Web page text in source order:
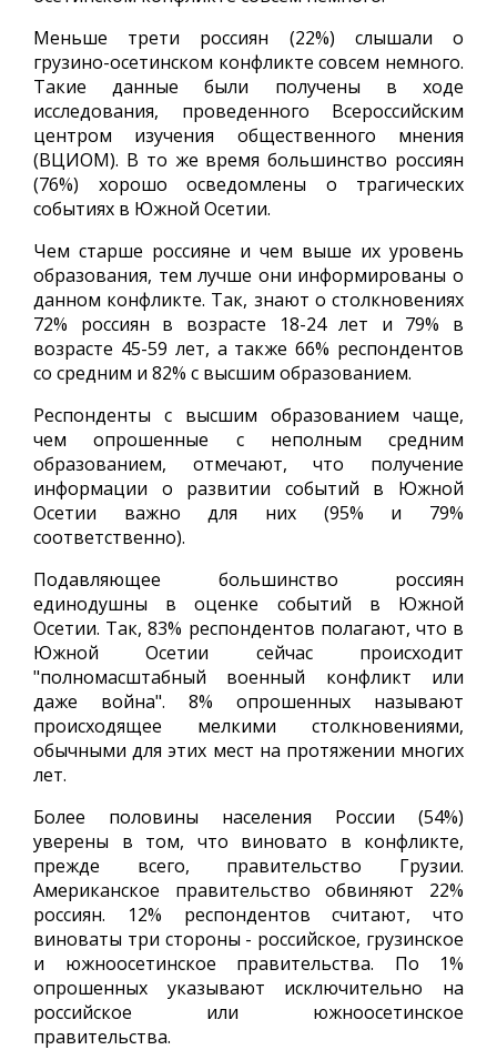
Меньше трети россиян (22%) слышали о
грузино-осетинском конфликте совсем немного.
Такие данные были получены в ходе
исследования, проведенного Всероссийским
центром изучения общественного мнения
(ВЦИОМ). В то же время большинство россиян
(76%) хорошо осведомлены о трагических
событиях в Южной Осетии.
Чем старше россияне и чем выше их уровень
образования, тем лучше они информированы о
данном конфликте. Так, знают о столкновениях
72% россиян в возрасте 18-24 лет и 79% в
возрасте 45-59 лет, а также 66% респондентов
со средним и 82% с высшим образованием.
Респонденты с высшим образованием чаще,
чем опрошенные с неполным средним
образованием, отмечают, что получение
информации о развитии событий в Южной
Осетии важно для них (95% и 79%
соответственно).
Подавляющее большинство россиян
единодушны в оценке событий в Южной
Осетии. Так, 83% респондентов полагают, что в
Южной Осетии сейчас происходит
"полномасштабный военный конфликт или
даже война". 8% опрошенных называют
происходящее мелкими столкновениями,
обычными для этих мест на протяжении многих
лет.
Более половины населения России (54%)
уверены в том, что виновато в конфликте,
прежде всего, правительство Грузии.
Американское правительство обвиняют 22%
россиян. 12% респондентов считают, что
виноваты три стороны - российское, грузинское
и южноосетинское правительства. По 1%
опрошенных указывают исключительно на
российское или южноосетинское
правительства.